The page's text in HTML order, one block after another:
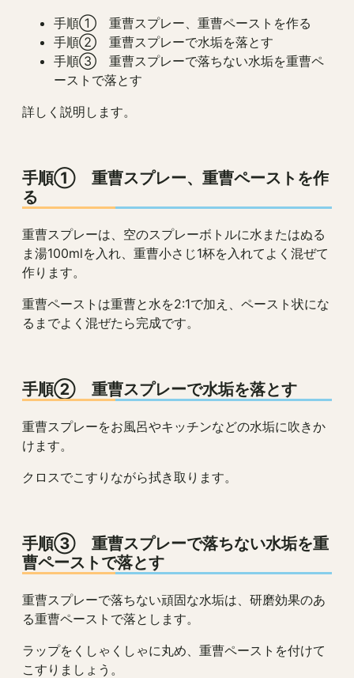
手順① 重曹スプレー、重曹ペーストを作る
手順② 重曹スプレーで水垢を落とす
手順③ 重曹スプレーで落ちない水垢を重曹ペ
ーストで落とす
詳しく説明します。
手順① 重曹スプレー、重曹ペーストを作
る
重曹スプレーは、空のスプレーボトルに水またはぬる
ま湯100mlを入れ、重曹小さじ1杯を入れてよく混ぜて
作ります。
重曹ペーストは重曹と水を2:1で加え、ペースト状にな
るまでよく混ぜたら完成です。
手順② 重曹スプレーで水垢を落とす
重曹スプレーをお風呂やキッチンなどの水垢に吹きか
けます。
クロスでこすりながら拭き取ります。
手順③ 重曹スプレーで落ちない水垢を重
曹ペーストで落とす
重曹スプレーで落ちない頑固な水垢は、研磨効果のあ
る重曹ペーストで落とします。
ラップをくしゃくしゃに丸め、重曹ペーストを付けて
こすりましょう。